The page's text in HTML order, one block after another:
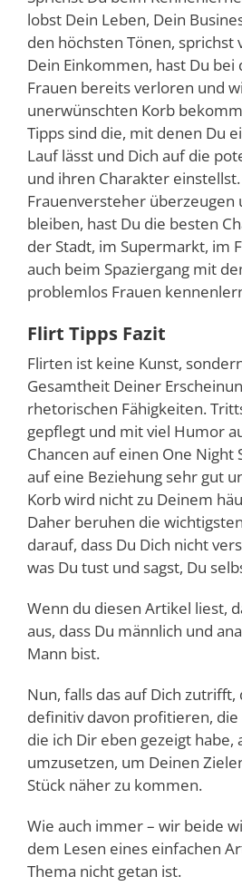
lobst Dein Leben, Dein
den höchsten Tönen, sprichst
Dein Einkommen, hast Du bei
Frauen bereits verloren und
unerwünschten Korb
Tipps sind die, mit denen Du
Lauf lässt und Dich auf die
und ihren Charakter
Frauenversteher überzeugen
bleiben, hast Du die besten
der Stadt, im Supermarkt, im
auch beim Spaziergang mit
problemlos Frauen
Flirt Tipps Fazit
Flirten ist keine Kunst,
Gesamtheit Deiner
rhetorischen Fähigkeiten.
gepflegt und mit viel Humor
Chancen auf einen One Night
auf eine Beziehung sehr gut
Korb wird nicht zu Deinem
Daher beruhen die
darauf, dass Du Dich nicht
was Du tust und sagst, Du
Wenn du diesen Artikel liest,
aus, dass Du männlich und
Mann bist.
Nun, falls das auf Dich zutrifft,
definitiv davon profitieren,
die ich Dir eben gezeigt habe,
umzusetzen, um Deinen
Stück näher zu kommen.
Wie auch immer – wir beide
dem Lesen eines einfachen
Thema nicht getan ist.